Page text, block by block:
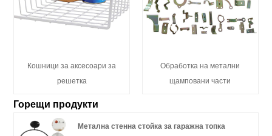
Кошници за аксесоари за
решетка
Обработка на метални
щамповани части
Горещи продукти
Метална стенна стойка за гаражна топка